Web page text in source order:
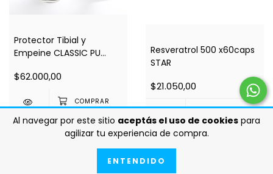
Al navegar por este sitio aceptás el uso de cookies para
agilizar tu experiencia de compra.
ENTENDIDO
Protector Tibial y
Empeine CLASSIC PU
$62.000,00
Resveratrol 500 x60caps
STAR
$21.050,00